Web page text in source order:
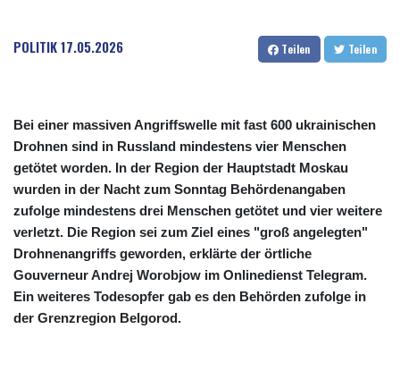
POLITIK17.05.2026 Teilen Teilen
Bei einer massiven Angriffswelle mit fast 600 ukrainischen
Drohnen sind in Russland mindestens vier Menschen
getötet worden. In der Region der Hauptstadt Moskau
wurden in der Nacht zum Sonntag Behördenangaben
zufolge mindestens drei Menschen getötet und vier weitere
verletzt. Die Region sei zum Ziel eines "groß angelegten"
Drohnenangriffs geworden, erklärte der örtliche
Gouverneur Andrej Worobjow im Onlinedienst Telegram.
Ein weiteres Todesopfer gab es den Behörden zufolge in
der Grenzregion Belgorod.